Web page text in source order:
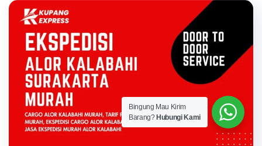
Bingung Mau Kirim
Barang? Hubungi Kami